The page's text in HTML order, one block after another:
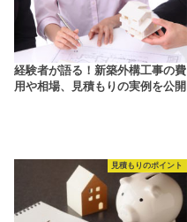
経験者が語る！新築外構工事の費
用や相場、見積もりの実例を公開
見積もりのポイント